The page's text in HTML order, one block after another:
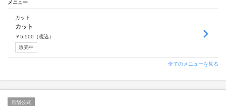
メニュー
カット
カット
￥5,500 （税込）
販売中
全てのメニューを見る
店舗公式